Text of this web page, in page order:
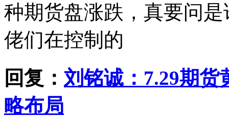
种期货盘涨跌，真要问
佬们在控制的
回复： 刘铭诚：7.29期
略布局